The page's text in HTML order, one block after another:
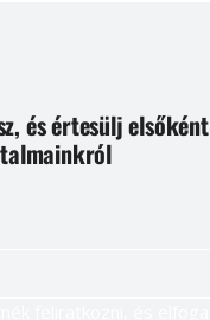
és értesülj elsőként